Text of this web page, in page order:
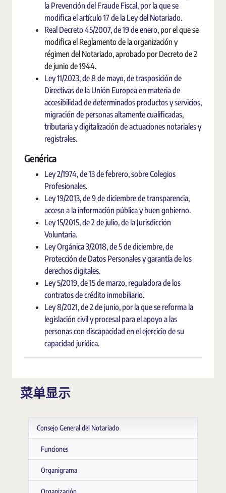
la Prevención del Fraude Fiscal, por la que se
modifica el artículo 17 de la Ley del Notariado.
Real Decreto 45/2007, de 19 de enero, por el que se
modifica el Reglamento de la organización y
régimen del Notariado, aprobado por Decreto de 2
de junio de 1944.
Ley 11/2023, de 8 de mayo, de trasposición de
Directivas de la Unión Europea en materia de
accesibilidad de determinados productos y servicios,
migración de personas altamente cualificadas,
tributaria y digitalización de actuaciones notariales y
registrales.
Genérica
Ley 2/1974, de 13 de febrero, sobre Colegios
Profesionales.
Ley 19/2013, de 9 de diciembre de transparencia,
acceso a la información pública y buen gobierno.
Ley 15/2015, de 2 de julio, de la Jurisdicción
Voluntaria.
Ley Orgánica 3/2018, de 5 de diciembre, de
Protección de Datos Personales y garantía de los
derechos digitales.
Ley 5/2019, de 15 de marzo, reguladora de los
contratos de crédito inmobiliario.
Ley 8/2021, de 2 de junio, por la que se reforma la
legislación civil y procesal para el apoyo a las
personas con discapacidad en el ejercicio de su
capacidad jurídica.
菜单显示
Consejo General del Notariado
Funciones
Organigrama
Organización